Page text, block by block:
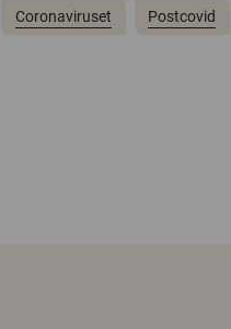
Coronaviruset Postcovid